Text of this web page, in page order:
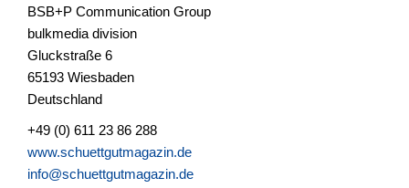
BSB+P Communication Group
bulkmedia division
Gluckstraße 6
65193 Wiesbaden
Deutschland
+49 (0) 611 23 86 288
www.schuettgutmagazin.de
info@schuettgutmagazin.de